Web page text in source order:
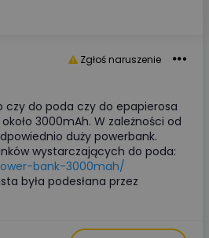
Zgłoś naruszenie
czy do poda czy do epapierosa
3000mAh. W zależności od
duży powerbank.
wystarczających do poda:
bank-3000mah/
była podesłana przez